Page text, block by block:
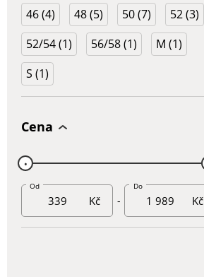
46 (4)
48 (5) 50 (7)
52 (3)
52/54 (1)
56/58 (1)
M (1)
S (1)
Cena
Kč
Od
- Kč
Do